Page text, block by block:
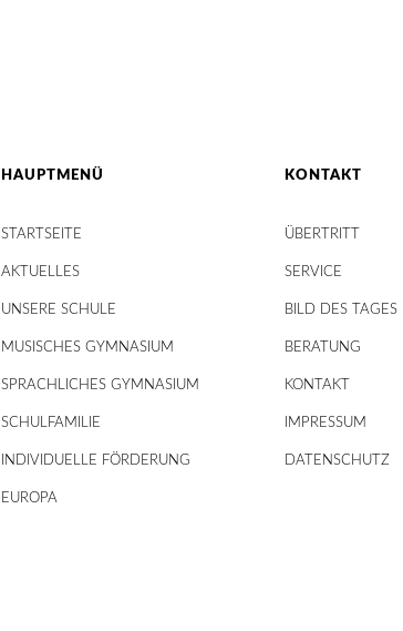
HAUPTMENÜ
STARTSEITE
AKTUELLES
UNSERE SCHULE
MUSISCHES GYMNASIUM
SPRACHLICHES GYMNASIUM
SCHULFAMILIE
INDIVIDUELLE FÖRDERUNG
EUROPA
KONTAKT
ÜBERTRITT
SERVICE
BILD DES TAGES
BERATUNG
KONTAKT
IMPRESSUM
DATENSCHUTZ